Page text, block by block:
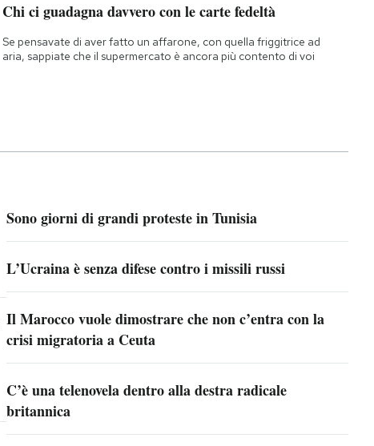
Chi ci guadagna davvero con le carte fedeltà
Se pensavate di aver fatto un affarone, con quella friggitrice ad
aria, sappiate che il supermercato è ancora più contento di voi
Sono giorni di grandi proteste in Tunisia
L’Ucraina è senza difese contro i missili russi
Il Marocco vuole dimostrare che non c’entra con la
crisi migratoria a Ceuta
C’è una telenovela dentro alla destra radicale
britannica